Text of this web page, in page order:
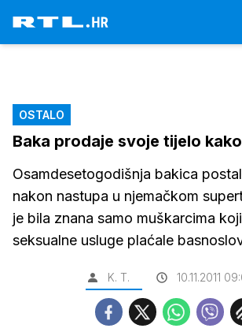
OSTALO
Baka prodaje svoje tijelo
Osamdesetogodišnja bakica
nakon nastupa u njemačkom
je bila znana samo muškarcima
seksualne usluge plaćale
K. T. 10.11.2011